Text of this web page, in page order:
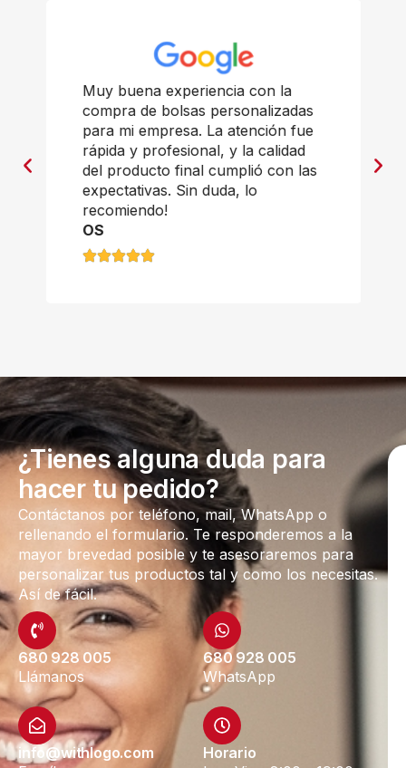
Muy buena experiencia con la
compra de bolsas personalizadas
para mi empresa. La atención fue
rápida y profesional, y la calidad
del producto final cumplió con las
expectativas. Sin duda, lo
recomiendo!
OS
¿Tienes alguna duda para
hacer tu pedido?
Contáctanos por teléfono, mail, WhatsApp o
rellenando el formulario. Te responderemos a la
mayor brevedad posible y te asesoraremos para
personalizar tus productos tal y como los necesitas.
Así de fácil.
680 928 005
Llámanos
680 928 005
WhatsApp
info@withlogo.com
Horario